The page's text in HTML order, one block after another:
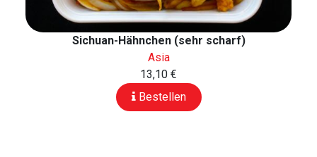
Sichuan-Hähnchen (sehr scharf)
Asia
13,10 €
Bestellen